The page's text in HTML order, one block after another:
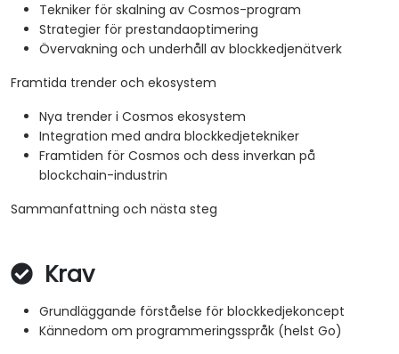
Tekniker för skalning av Cosmos-program
Strategier för prestandaoptimering
Övervakning och underhåll av blockkedjenätverk
Framtida trender och ekosystem
Nya trender i Cosmos ekosystem
Integration med andra blockkedjetekniker
Framtiden för Cosmos och dess inverkan på
blockchain-industrin
Sammanfattning och nästa steg
Krav
Grundläggande förståelse för blockkedjekoncept
Kännedom om programmeringsspråk (helst Go)